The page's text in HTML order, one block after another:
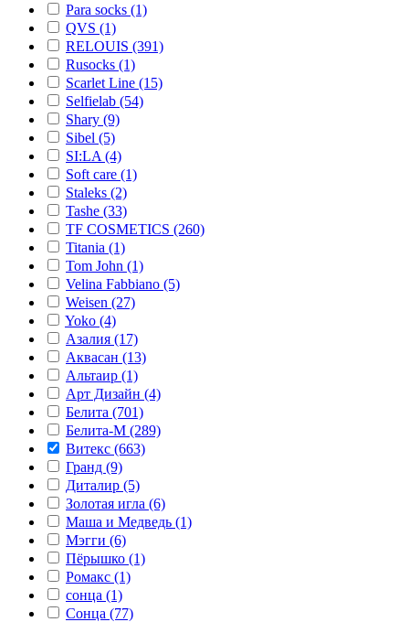
Para socks (1)
QVS (1)
RELOUIS (391)
Rusocks (1)
Scarlet Line (15)
Selfielab (54)
Shary (9)
Sibel (5)
SI:LA (4)
Soft care (1)
Staleks (2)
Tashe (33)
TF COSMETICS (260)
Titania (1)
Tom John (1)
Velina Fabbiano (5)
Weisen (27)
Yoko (4)
Азалия (17)
Аквасан (13)
Альтаир (1)
Арт Дизайн (4)
Белита (701)
Белита-М (289)
Витекс (663)
Гранд (9)
Диталир (5)
Золотая игла (6)
Маша и Медведь (1)
Мэгги (6)
Пёрышко (1)
Ромакс (1)
сонца (1)
Сонца (77)